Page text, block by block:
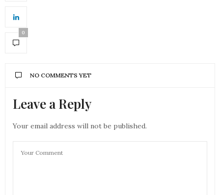
0
NO COMMENTS YET
Leave a Reply
Your email address will not be published.